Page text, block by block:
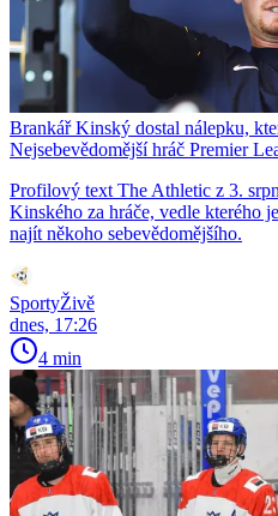
Brankář Kinský dostal nálepku,
Nejsebevědomější hráč Premier
Profilový text The Athletic z 3.
Kinského za hráče, vedle kterého
najít někoho sebevědomějšího.
SportyŽivě
dnes, 17:26
4 min